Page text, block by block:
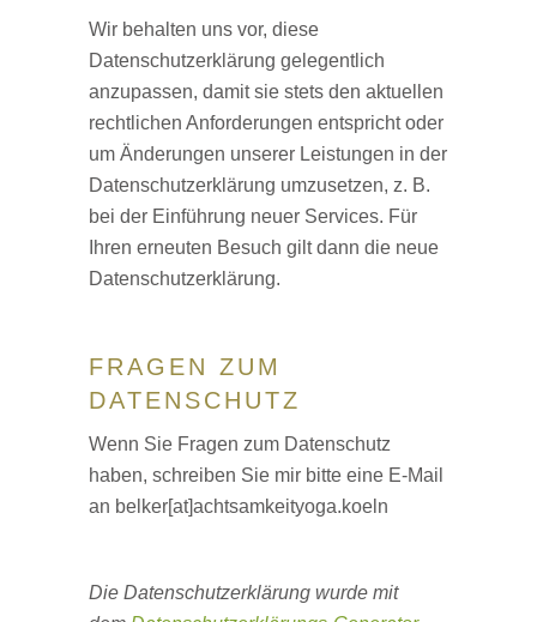
Wir behalten uns vor, diese
Datenschutzerklärung gelegentlich
anzupassen, damit sie stets den aktuellen
rechtlichen Anforderungen entspricht oder
um Änderungen unserer Leistungen in der
Datenschutzerklärung umzusetzen, z. B.
bei der Einführung neuer Services. Für
Ihren erneuten Besuch gilt dann die neue
Datenschutzerklärung.
FRAGEN ZUM
DATENSCHUTZ
Wenn Sie Fragen zum Datenschutz
haben, schreiben Sie mir bitte eine E-Mail
an belker[at]achtsamkeityoga.koeln
Die Datenschutzerklärung wurde mit